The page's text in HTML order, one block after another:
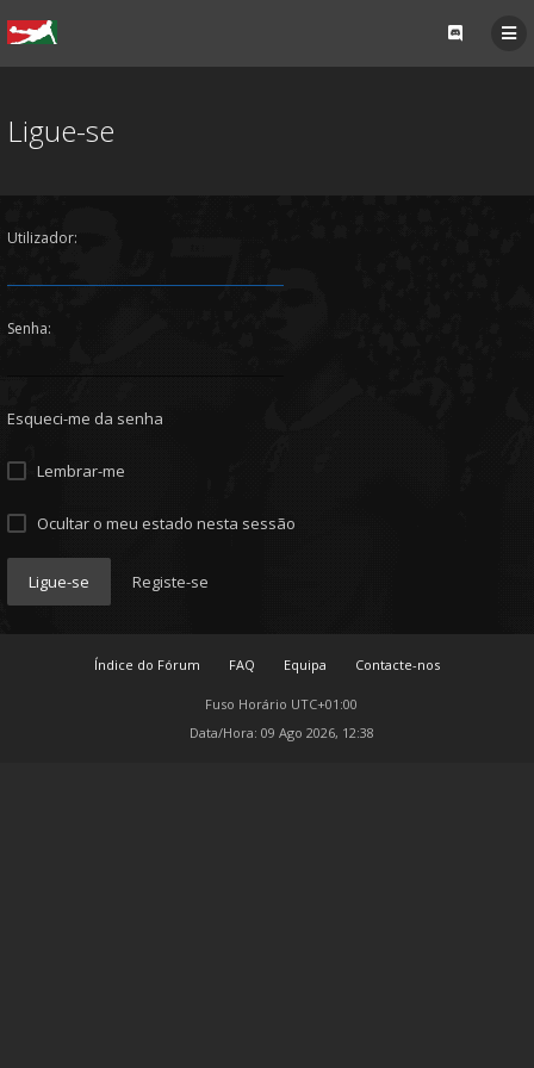
Ligue-se
Utilizador:
Senha:
Esqueci-me da senha
Lembrar-me
Ocultar o meu estado nesta sessão
Ligue-se Registe-se
Índice do Fórum FAQ Equipa Contacte-nos
Fuso Horário UTC+01:00
Data/Hora: 09 Ago 2026, 12:38